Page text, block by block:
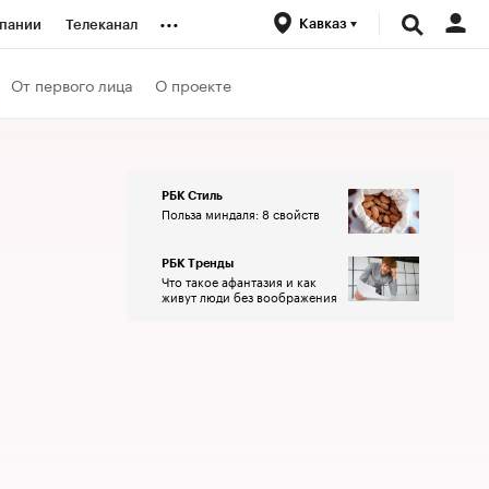
Телеканал ... Кавказ
От первого лица О проекте
РБК Стиль
Польза миндаля: 8 свойств
РБК Тренды
Что такое афантазия и как
живут люди без воображения